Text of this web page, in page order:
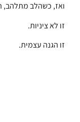
ואז, כשהלב מתלהב,
זו לא ציניות.
זו הגנה עצמית.